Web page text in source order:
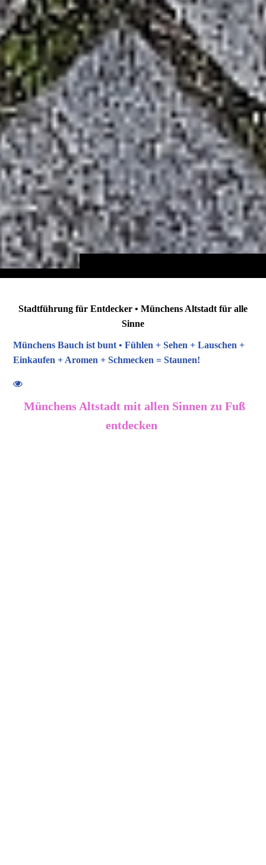
Stadtführung für Entdecker • Münchens Altstadt für alle
Sinne
Münchens Bauch ist bunt • Fühlen + Sehen + Lauschen +
Einkaufen + Aromen + Schmecken = Staunen!
Münchens Altstadt mit allen Sinnen zu Fuß
entdecken